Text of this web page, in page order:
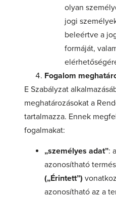
olyan
jogi
beleértve a
formáját,
Fogalom
E Szabályzat
meghatározásokat a
tartalmazza. Ennek
fogalmakat:
„személyes adat”:
azonosítható
(„Érintett”)
azonosítható az a